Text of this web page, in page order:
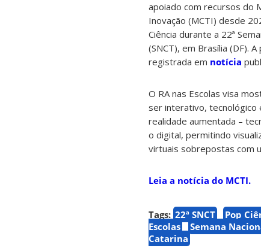
apoiado com recursos do
Inovação (MCTI) desde
Ciência durante a 22ª
(SNCT), em Brasília (DF).
registrada em notícia
O RA nas Escolas visa
ser interativo, tecnológico
realidade aumentada –
o digital, permitindo
virtuais sobrepostas com
Leia a notícia do MCTI.
Tags: 22ª SNCT Pop
Escolas
Semana
Catarina